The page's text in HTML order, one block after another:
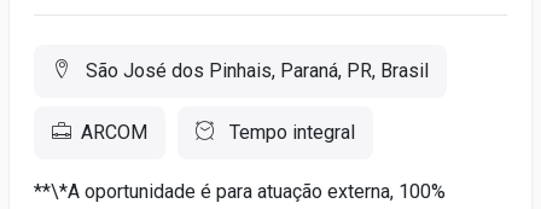
São José dos Pinhais, Paraná, PR, Brasil
ARCOM Tempo integral
**\*A oportunidade é para atuação externa, 100%